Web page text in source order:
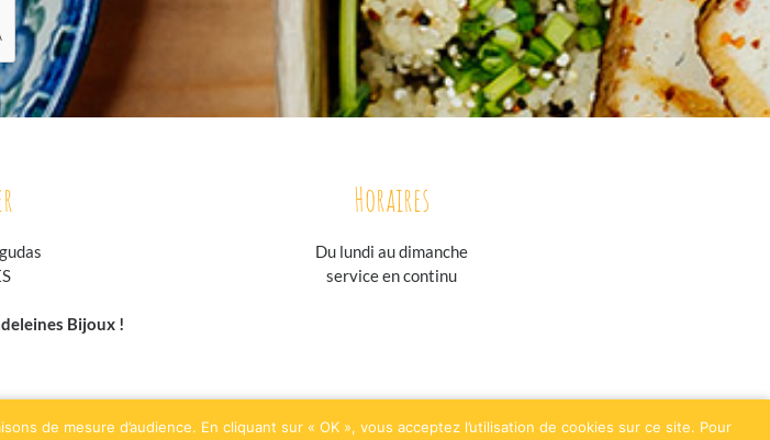
Bijoux !
Horaires
Du lundi audimanche
service en continu
horaire.frevenementielpourtous.com
de mesure d’audience. En cliquant sur « OK », vous acceptez l’utilisation de cookies sur ce site. Pour